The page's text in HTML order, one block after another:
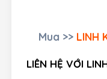
Mua >> LINH
LIÊN HỆ VỚI